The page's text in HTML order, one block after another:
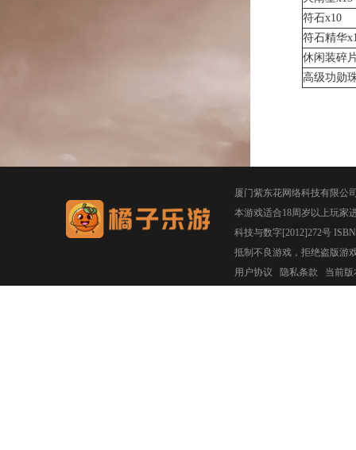
符石x10
符石精华
休闲装碎
高级功勋
厦门紫东花网络科技有限公
本游戏适合18周岁以上玩家
科技与数字[2012]272号
抵制不良游戏，拒绝盗版游
用户协议
隐私条款 当前版